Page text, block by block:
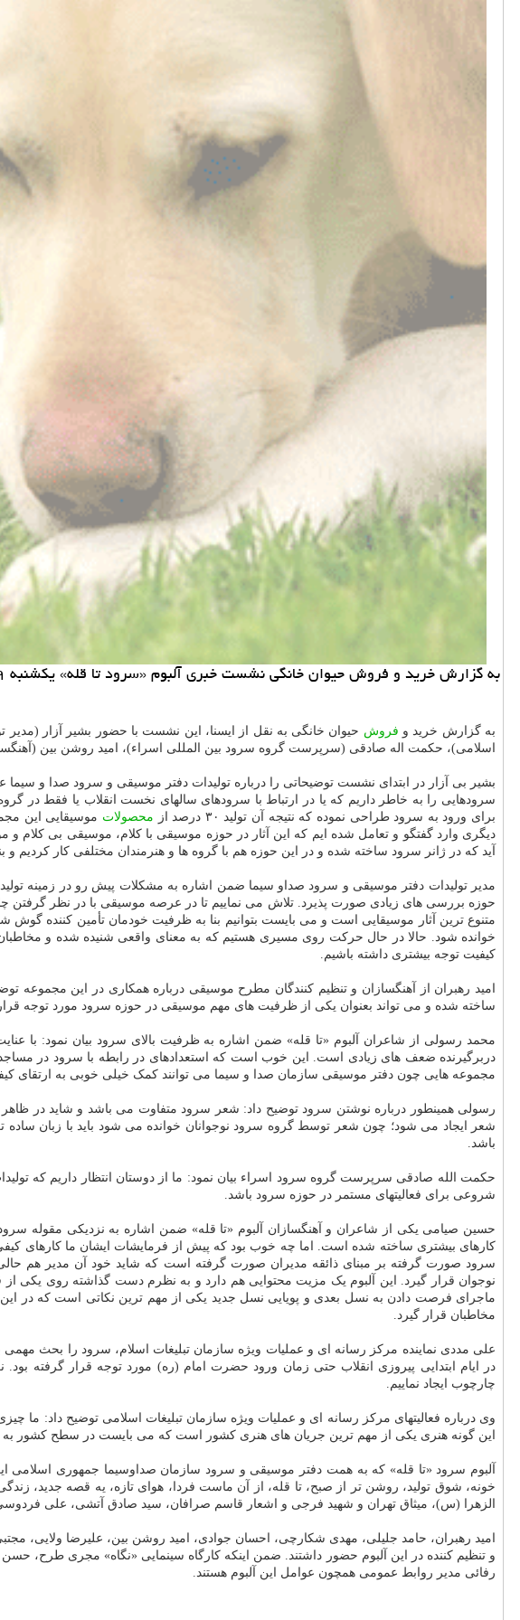
به گزارش خرید و فروش حیوان خانگی نشست خبری آلبوم «سرود تا قله» یکشنبه ۱۹ بهمن در سالن جلسات مرکز موسیقی و سرود سازمان صداوسیما برگزار گردید.
به گزارش خرید و فروش حیوان خانگی به نقل از ایسنا، این نشست با حضور بشیر آزار
اسلامی)، حکمت اله صادقی (سرپرست گروه سرود بین المللی اسراء)، امید روشن بین
بشیر بی آزار در ابتدای نشست توضیحاتی را درباره تولیدات دفتر موسیقی و سرود صدا و
سرودهایی را به خاطر داریم که یا در ارتباط با سرودهای سالهای نخست انقلاب یا فقط
برای ورود به سرود طراحی نموده که نتیجه آن تولید ۳۰ درصد از
محصولات موسیقایی این
دیگری وارد گفتگو و تعامل شده ایم که این آثار در حوزه موسیقی با کلام، موسیقی بی
آید که در ژانر سرود ساخته شده و در این حوزه هم با گروه ها و هنرمندان مختلفی کار کردیم
مدیر تولیدات دفتر موسیقی و سرود صداو سیما ضمن اشاره به مشکلات پیش رو در زمینه
حوزه بررسی های زیادی صورت پذیرد. تلاش می نماییم تا در عرصه موسیقی با در نظر گرفتن
متنوع ترین آثار موسیقایی است و می بایست بتوانیم بنا به ظرفیت خودمان تأمین کننده گوش
خوانده شود. حالا در حال حرکت روی مسیری هستیم که به معنای واقعی شنیده شده و مخاطبان
کیفیت توجه بیشتری داشته باشیم.
ساخته شده و می تواند بعنوان یکی از ظرفیت های مهم موسیقی در حوزه سرود مورد توجه قرار
محمد رسولی از شاعران آلبوم «تا قله» ضمن اشاره به ظرفیت بالای سرود بیان نمود: با
دربرگیرنده ضعف های زیادی است. این خوب است که استعدادهای در رابطه با سرود در
مجموعه هایی چون دفتر موسیقی سازمان صدا و سیما می توانند کمک خیلی خوبی به ارتقای
رسولی همینطور درباره نوشتن سرود توضیح داد: شعر سرود متفاوت می باشد و شاید در
شعر ایجاد می شود؛ چون شعر توسط گروه سرود نوجوانان خوانده می شود باید با زبان ساده
باشد.
حکمت الله صادقی سرپرست گروه سرود اسراء بیان نمود: ما از دوستان انتظار داریم که
شروعی برای فعالیتهای مستمر در حوزه سرود باشد.
حسین صیامی یکی از شاعران و آهنگسازان آلبوم «تا قله» ضمن اشاره به نزدیکی
کارهای بیشتری ساخته شده است. اما چه خوب بود که پیش از فرمایشات ایشان ما کارهای
سرود صورت گرفته بر مبنای ذائقه مدیران صورت گرفته است که شاید خود آن مدیر هم
نوجوان قرار گیرد. این آلبوم یک مزیت محتوایی هم دارد و به نظرم دست گذاشته روی یکی
ماجرای فرصت دادن به نسل بعدی و پویایی نسل جدید یکی از مهم ترین نکاتی است که در این
مخاطبان قرار گیرد.
علی مددی نماینده مرکز رسانه ای و عملیات ویژه سازمان تبلیغات اسلام، سرود را بحث مهمی
در ایام ابتدایی پیروزی انقلاب حتی زمان ورود حضرت امام (ره) مورد توجه قرار گرفته بود.
چارچوب ایجاد نماییم.
وی درباره فعالیتهای مرکز رسانه ای و عملیات ویژه سازمان تبلیغات اسلامی توضیح داد: ما
این گونه هنری یکی از مهم ترین جریان های هنری کشور است که می بایست در سطح کشور به
خونه، شوق تولید، روشن تر از صبح، تا قله، از آن ماست فردا، هوای تازه، یه قصه جدید،
الزهرا (س)، میثاق تهران و شهید فرجی و اشعار قاسم صرافان، سید صادق آتشی، علی
امید رهبران، حامد جلیلی، مهدی شکارچی، احسان جوادی، امید روشن بین، علیرضا ولایی،
و تنظیم کننده در این آلبوم حضور داشتند. ضمن اینکه کارگاه سینمایی «نگاه» مجری
رفائی مدیر روابط عمومی همچون عوامل این آلبوم هستند.